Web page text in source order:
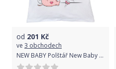
od 201 Kč
ve 3 obchodech
NEW BABY Polštář New Baby s potiskem Jsem jen tvoje! 40x40 cm růžový